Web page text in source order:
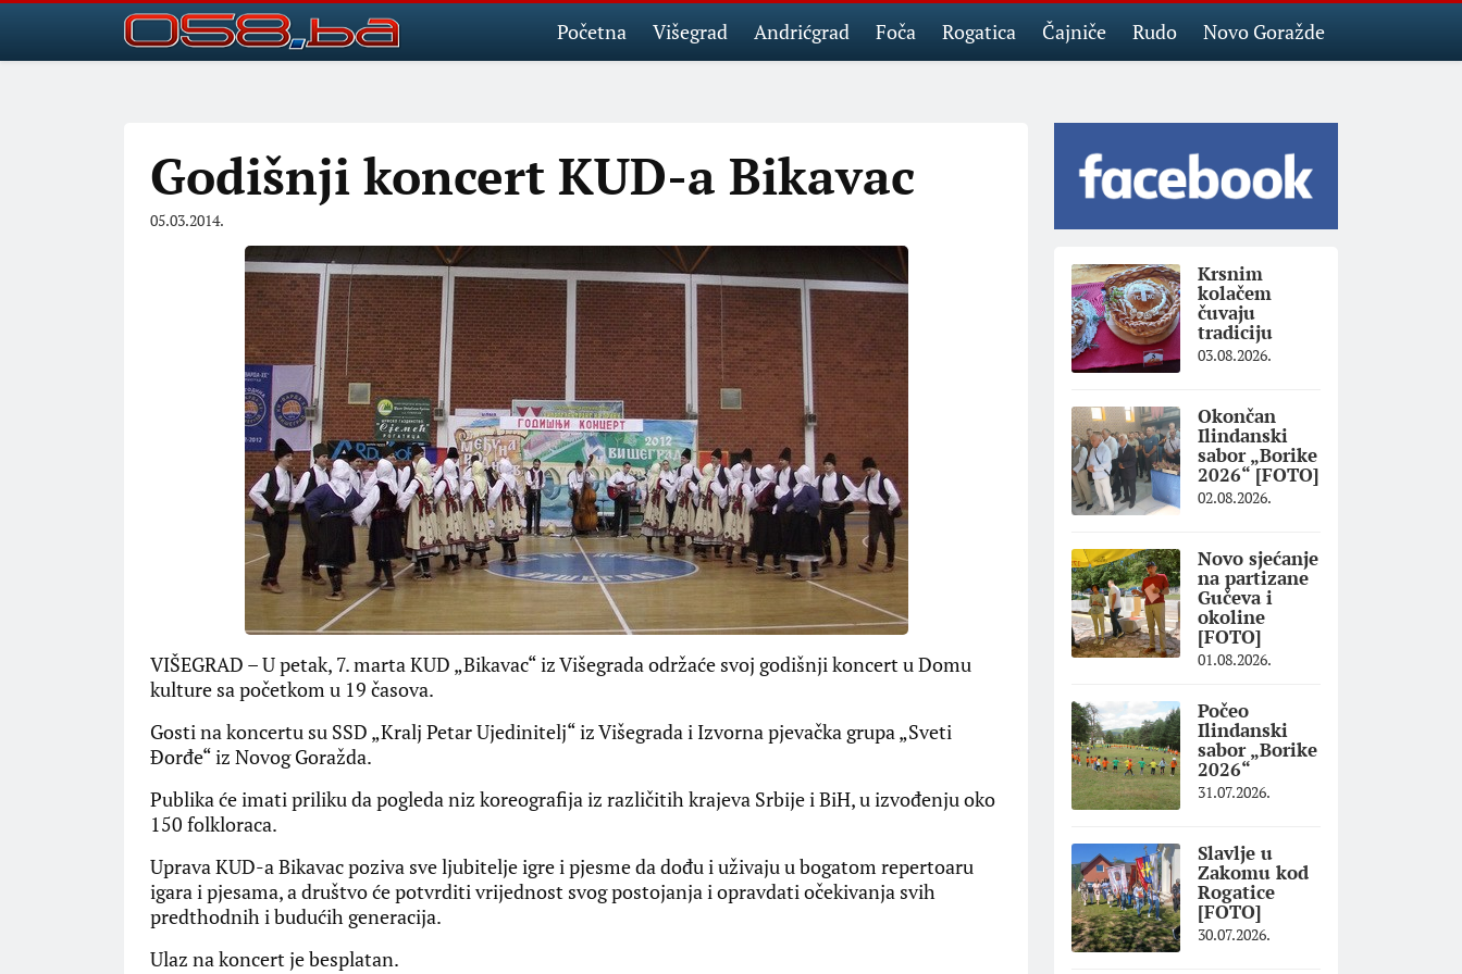
Početna Višegrad Andrićgrad Foča Rogatica Čajniče Rudo Novo Goražde
Godišnji koncert KUD-a Bikavac
05.03.2014.
VIŠEGRAD – U petak, 7. marta KUD „Bikavac“ iz Višegrada održaće svoj godišnji koncert u Domu
kulture sa početkom u 19 časova.
Gosti na koncertu su SSD „Kralj Petar Ujedinitelj“ iz Višegrada i Izvorna pjevačka grupa „Sveti
Đorđe“ iz Novog Goražda.
Publika će imati priliku da pogleda niz koreografija iz različitih krajeva Srbije i BiH, u izvođenju oko
150 folkloraca.
Uprava KUD-a Bikavac poziva sve ljubitelje igre i pjesme da dođu i uživaju u bogatom repertoaru
igara i pjesama, a društvo će potvrditi vrijednost svog postojanja i opravdati očekivanja svih
predthodnih i budućih generacija.
Ulaz na koncert je besplatan.
Krsnim
kolačem
čuvaju
tradiciju
03.08.2026.
Okončan
Ilindanski
sabor „Borike
2026“ [FOTO]
02.08.2026.
Novo sjećanje
na partizane
Gučeva i
okoline
[FOTO]
01.08.2026.
Počeo
Ilindanski
sabor „Borike
2026“
31.07.2026.
Slavlje u
Zakomu kod
Rogatice
[FOTO]
30.07.2026.